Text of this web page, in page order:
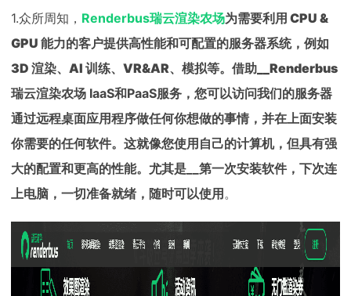
1.众所周知， Renderbus瑞云渲染农场为需要利用 CPU &
GPU 能力的客户提供高性能和可配置的服务器系统，例如
3D 渲染、AI 训练、VR&AR、模拟等。借助__Renderbus
瑞云渲染农场 IaaS和PaaS服务，您可以访问我们的服务器
通过远程桌面应用程序做任何你想做的事情，并在上面安装
你需要的任何软件。这就像您使用自己的计算机，但具有强
大的配置和更高的性能。尤其是__第一次安装软件，下次连
上电脑，一切准备就绪，随时可以使用 。